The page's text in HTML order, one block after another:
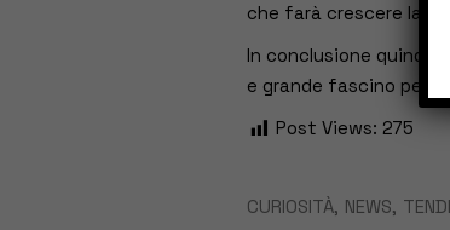
che farà crescere la
In conclusione quindi
e grande fascino per
Post Views: 275
CURIOSITÀ NEWS